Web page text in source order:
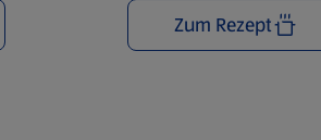
Zum Rezept